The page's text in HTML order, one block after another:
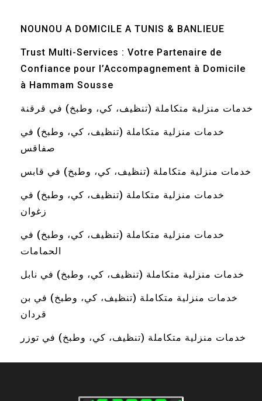
NOUNOU A DOMICILE A TUNIS & BANLIEUE
Trust Multi-Services : Votre Partenaire de
Confiance pour l’Accompagnement à Domicile
à Hammam Sousse
خدمات منزلية متكاملة (تنظيف، كي، وطبخ) في قرقنة
خدمات منزلية متكاملة (تنظيف، كي، وطبخ) في
صفاقس
خدمات منزلية متكاملة (تنظيف، كي، وطبخ) في قابس
خدمات منزلية متكاملة (تنظيف، كي، وطبخ) في
زغوان
خدمات منزلية متكاملة (تنظيف، كي، وطبخ) في
الحمامات
خدمات منزلية متكاملة (تنظيف، كي، وطبخ) في نابل
خدمات منزلية متكاملة (تنظيف، كي، وطبخ) في بن
قردان
خدمات منزلية متكاملة (تنظيف، كي، وطبخ) في توزر